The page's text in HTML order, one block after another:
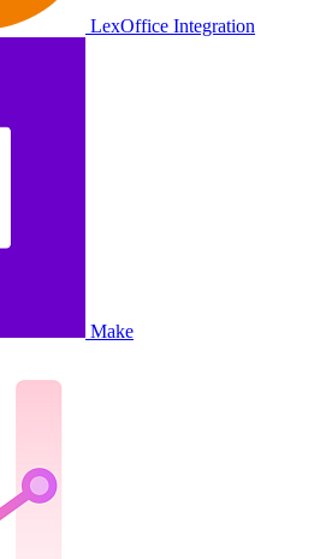
LexOffice Integration
Make